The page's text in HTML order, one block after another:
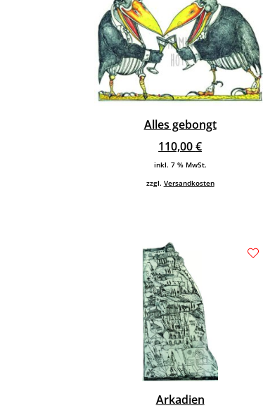
Alles gebongt
110,00€
inkl. 7 % MwSt.
zzgl. Versandkosten
Arkadien